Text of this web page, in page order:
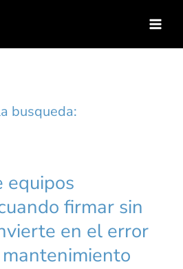
equipos
firmar sin
en el error